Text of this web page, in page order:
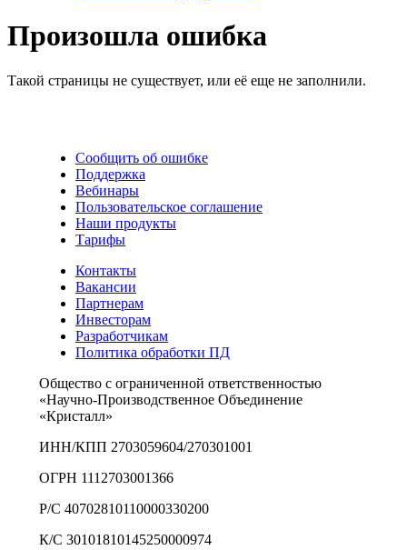
Произошла ошибка
Такой страницы не существует, или её еще не заполнили.
Сообщить об ошибке
Поддержка
Вебинары
Пользовательское соглашение
Наши продукты
Тарифы
Контакты
Вакансии
Партнерам
Инвесторам
Разработчикам
Политика обработки ПД
Общество с ограниченной ответственностью
«Научно-Производственное Объединение
«Кристалл»
ИНН/КПП 2703059604/270301001
ОГРН 1112703001366
Р/С 40702810110000330200
К/С 30101810145250000974